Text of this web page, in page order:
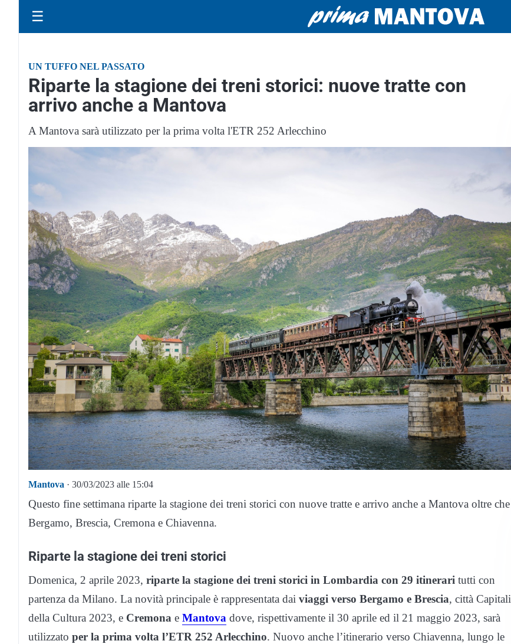
☰
UN TUFFO NEL PASSATO
Riparte la stagione dei treni storici: nuove tratte con
arrivo anche a Mantova
A Mantova sarà utilizzato per la prima volta l'ETR 252 Arlecchino
Mantova · 30/03/2023 alle 15:04
Questo fine settimana riparte la stagione dei treni storici con nuove tratte e arrivo anche a Mantova oltre che
Bergamo, Brescia, Cremona e Chiavenna.
Riparte la stagione dei treni storici
Domenica, 2 aprile 2023, riparte la stagione dei treni storici in Lombardia con 29 itinerari tutti con
partenza da Milano. La novità principale è rappresentata dai viaggi verso Bergamo e Brescia, città Capitali
della Cultura 2023, e Cremona e Mantova dove, rispettivamente il 30 aprile ed il 21 maggio 2023, sarà
utilizzato per la prima volta l’ETR 252 Arlecchino. Nuovo anche l’itinerario verso Chiavenna, lungo le